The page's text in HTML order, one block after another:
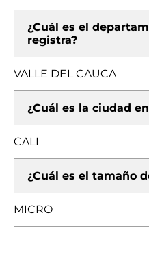
¿Cuál es el
registra?
VALLE DEL CAUCA
¿Cuál es la ciudad
CALI
¿Cuál es el tamaño
MICRO